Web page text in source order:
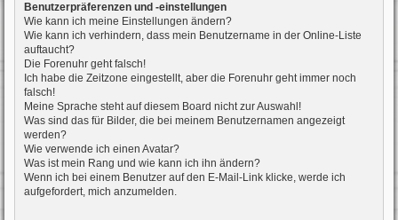
Benutzerpräferenzen und -einstellungen
Wie kann ich meine Einstellungen ändern?
Wie kann ich verhindern, dass mein Benutzername in der Online-Liste
auftaucht?
Die Forenuhr geht falsch!
Ich habe die Zeitzone eingestellt, aber die Forenuhr geht immer noch
falsch!
Meine Sprache steht auf diesem Board nicht zur Auswahl!
Was sind das für Bilder, die bei meinem Benutzernamen angezeigt
werden?
Wie verwende ich einen Avatar?
Was ist mein Rang und wie kann ich ihn ändern?
Wenn ich bei einem Benutzer auf den E-Mail-Link klicke, werde ich
aufgefordert, mich anzumelden.